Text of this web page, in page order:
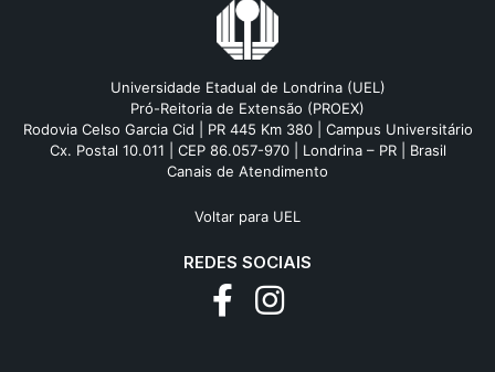
Universidade Etadual de Londrina (UEL)
Pró-Reitoria de Extensão (PROEX)
Rodovia Celso Garcia Cid | PR 445 Km 380 | Campus Universitário
Cx. Postal 10.011 | CEP 86.057-970 | Londrina – PR | Brasil
Canais de Atendimento
Voltar para UEL
REDES SOCIAIS